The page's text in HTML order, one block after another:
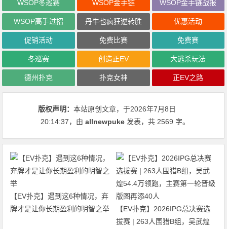
WSOP冬巡赛 WSOP金手链 WSOP金手链战报
WSOP高手过招 丹牛也疯狂逆转胜 优惠活动
促销活动 免费比赛 免费赛
冬巡赛 创造正EV 大逃杀玩法
德州扑克 扑克女神 正EV之路
版权声明：本站原创文章，于2026年7月8日
20:14:37，由allnewpuke 发表，共 2569 字。
【EV扑克】遇到这6种情况，弃
牌才是让你长期盈利的明智之举
【EV扑克】2026IPG总决赛选
拔赛 | 263人围猎B组，吴武煌